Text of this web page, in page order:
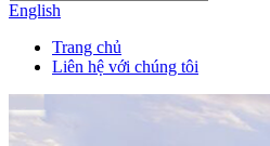
English
Trang chủ
Liên hệ với chúng tôi